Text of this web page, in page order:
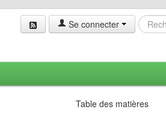
Se connecter
Table des matières